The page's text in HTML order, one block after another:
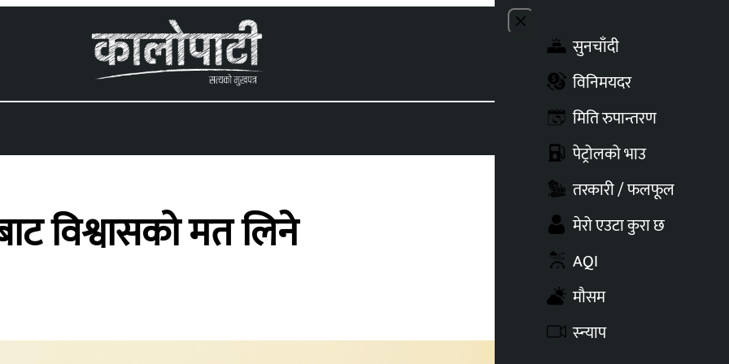
Close menu
सुनचाँदी
विनिमयदर
मिति रुपान्तरण
पेट्रोलको भाउ
तरकारी / फलफूल
मेरो एउटा कुरा छ
AQI
मौसम
स्न्याप
विश्वासको मत लिने